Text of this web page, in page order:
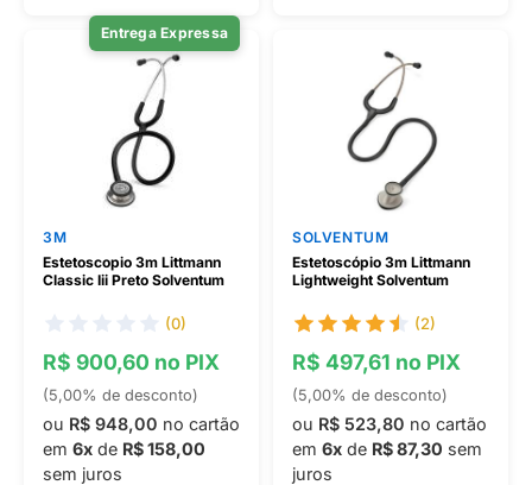
Entrega Expressa
3M
Estetoscopio 3m Littmann
Classic Iii Preto Solventum
(0)
R$ 900,60 no PIX
(5,00% de desconto)
ou R$ 948,00 no cartão
em 6x de R$ 158,00
sem juros
SOLVENTUM
Estetoscópio 3m Littmann
Lightweight Solventum
(2)
R$ 497,61 no PIX
(5,00% de desconto)
ou R$ 523,80 no cartão
em 6x de R$ 87,30 sem
juros